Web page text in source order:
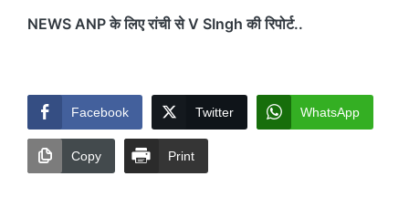
NEWS ANP के लिए रांची से V SIngh की रिपोर्ट..
Facebook Twitter WhatsApp
Copy Print